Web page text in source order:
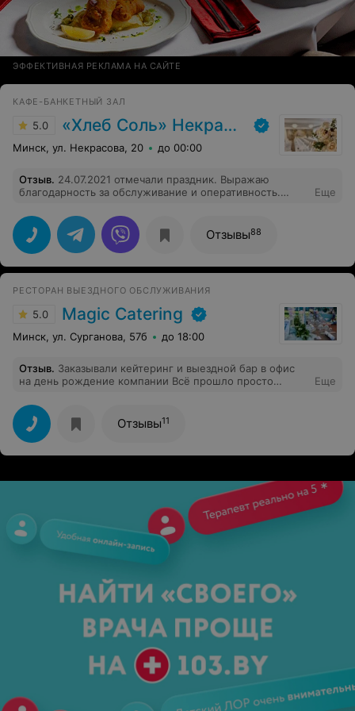
ЭФФЕКТИВНАЯ РЕКЛАМА НА САЙТЕ
КАФЕ-БАНКЕТНЫЙ ЗАЛ
5.0 «Хлеб Соль» Некрасова
Минск, ул. Некрасова, 20 до 00:00
Отзыв. 24.07.2021 отмечали праздник. Выражаю
благодарность за обслуживание и оперативность.
Еще
Отзывы88
РЕСТОРАН ВЫЕЗДНОГО ОБСЛУЖИВАНИЯ
5.0 Magic Catering
Минск, ул. Сурганова, 57б до 18:00
Отзыв. Заказывали кейтеринг и выездной бар в офис
на день рождение компании Всё прошло просто
супер, очень понравился такой формат
Еще
Отзывы11